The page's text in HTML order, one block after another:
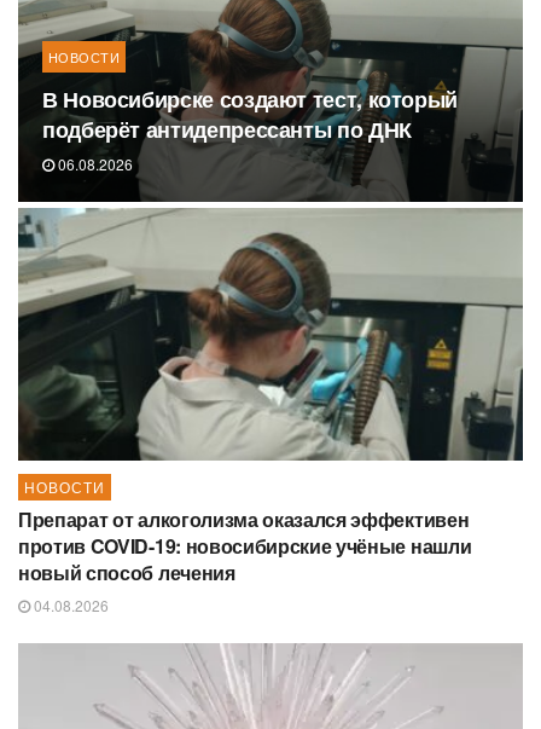
НОВОСТИ
В Новосибирске создают тест, который
подберёт антидепрессанты по ДНК
06.08.2026
НОВОСТИ
Препарат от алкоголизма оказался эффективен
против COVID-19: новосибирские учёные нашли
новый способ лечения
04.08.2026